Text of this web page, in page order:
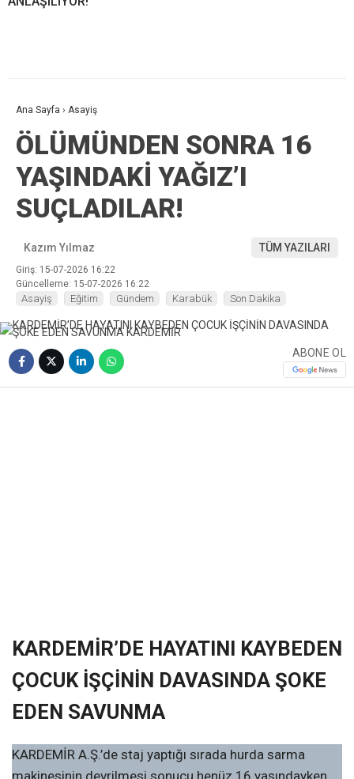
Ana Sayfa › Asayiş
ÖLÜMÜNDEN SONRA 16
YAŞINDAKİ YAĞIZ’I
SUÇLADILAR!
Kazım Yılmaz TÜM YAZILARI
Giriş: 15-07-2026 16:22
Güncelleme: 15-07-2026 16:22
Asayiş Eğitim Gündem Karabük Son Dakika
ABONE OL
KARDEMİR’DE HAYATINI KAYBEDEN
ÇOCUK İŞÇİNİN DAVASINDA ŞOKE
EDEN SAVUNMA
KARDEMİR A.Ş.’de staj yaptığı sırada hurda sarma